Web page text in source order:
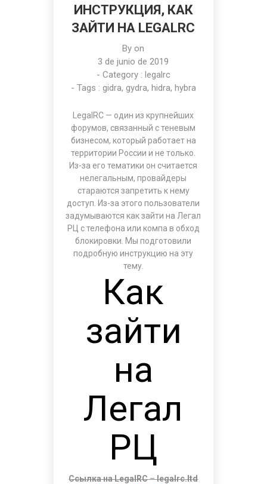
ИНСТРУКЦИЯ, КАК
ЗАЙТИ НА LEGALRC
By on
3 de junio de 2019
- Category : legalrc
- Tags : gidra, gydra, hidra, hybra
LegalRC — один из крупнейших
форумов, связанный с теневым
бизнесом, который работает на
территории России и не только.
Из-за его тематики он считается
нелегальным, провайдеры
стараются запретить к нему
доступ. Из-за этого пользователи
задумываются как зайти на Легал
РЦ c телефона или компа в обход
блокировки. Мы подготовили
подробную инструкцию на эту
тему.
Как
зайти
на
Легал
РЦ
Ссылка на LegalRC–legalrc.ltd